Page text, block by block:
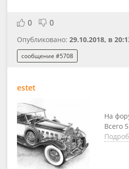
0 0
Опубликовано: 29.10.2018, в
сообщение #5708
estet
На
Всего